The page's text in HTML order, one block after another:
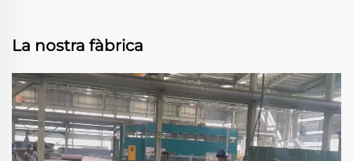
La nostra fàbrica